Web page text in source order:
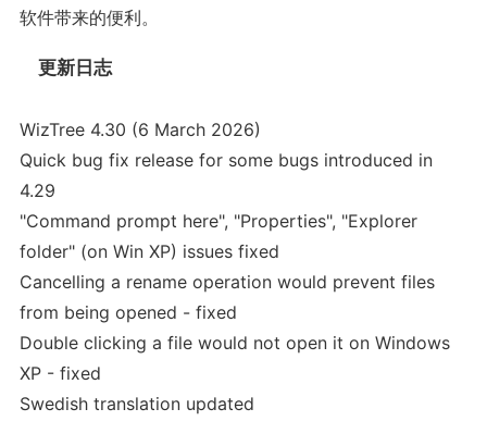
软件带来的便利。
更新日志
WizTree 4.30 (6 March 2026)
Quick bug fix release for some bugs introduced in
4.29
"Command prompt here", "Properties", "Explorer
folder" (on Win XP) issues fixed
Cancelling a rename operation would prevent files
from being opened - fixed
Double clicking a file would not open it on Windows
XP - fixed
Swedish translation updated